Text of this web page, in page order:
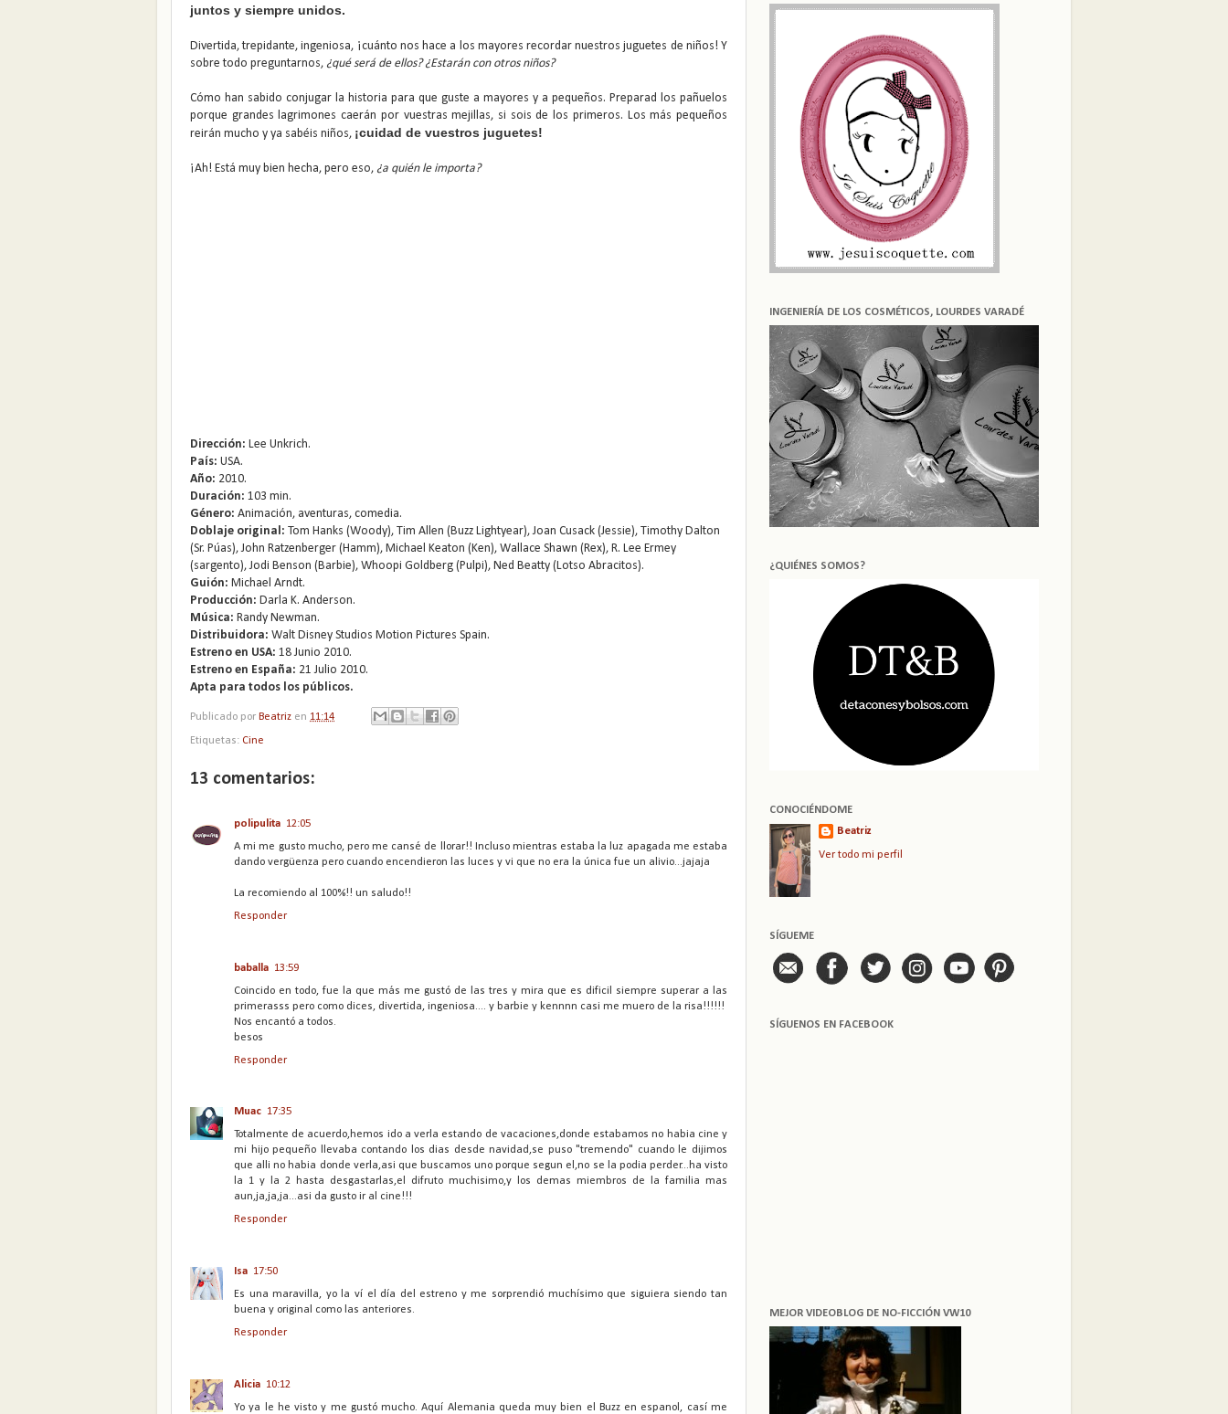
juntos y siempre unidos.
Divertida, trepidante, ingeniosa, ¡cuánto nos hace a los mayores recordar nuestros juguetes de niños! Y
sobre todo preguntarnos, ¿qué será de ellos? ¿Estarán con otros niños?
Cómo han sabido conjugar la historia para que guste a mayores y a pequeños. Preparad los pañuelos
porque grandes lagrimones caerán por vuestras mejillas, si sois de los primeros. Los más pequeños
reirán mucho y ya sabéis niños, ¡cuidad de vuestros juguetes!
¡Ah! Está muy bien hecha, pero eso, ¿a quién le importa?
Dirección: Lee Unkrich.
País: USA.
Año: 2010.
Duración: 103 min.
Género: Animación, aventuras, comedia.
Doblaje original: Tom Hanks (Woody), Tim Allen (Buzz Lightyear), Joan Cusack (Jessie), Timothy Dalton
(Sr. Púas), John Ratzenberger (Hamm), Michael Keaton (Ken), Wallace Shawn (Rex), R. Lee Ermey
(sargento), Jodi Benson (Barbie), Whoopi Goldberg (Pulpi), Ned Beatty (Lotso Abracitos).
Guión: Michael Arndt.
Producción: Darla K. Anderson.
Música: Randy Newman.
Distribuidora: Walt Disney Studios Motion Pictures Spain.
Estreno en USA: 18 Junio 2010.
Estreno en España: 21 Julio 2010.
Apta para todos los públicos.
Publicado por Beatriz en 11:14
Etiquetas: Cine
13 comentarios:
polipulita 12:05
A mi me gusto mucho, pero me cansé de llorar!! Incluso mientras estaba la luz apagada me estaba
dando vergüenza pero cuando encendieron las luces y vi que no era la única fue un alivio...jajaja
La recomiendo al 100%!! un saludo!!
Responder
baballa 13:59
Coincido en todo, fue la que más me gustó de las tres y mira que es dificil siempre superar a las
primerasss pero como dices, divertida, ingeniosa.... y barbie y kennnn casi me muero de la risa!!!!!!
Nos encantó a todos.
besos
Responder
Muac 17:35
Totalmente de acuerdo,hemos ido a verla estando de vacaciones,donde estabamos no habia cine y
mi hijo pequeño llevaba contando los dias desde navidad,se puso "tremendo" cuando le dijimos
que alli no habia donde verla,asi que buscamos uno porque segun el,no se la podia perder...ha visto
la 1 y la 2 hasta desgastarlas,el difruto muchisimo,y los demas miembros de la familia mas
aun,ja,ja,ja...asi da gusto ir al cine!!!
Responder
Isa 17:50
Es una maravilla, yo la ví el día del estreno y me sorprendió muchísimo que siguiera siendo tan
buena y original como las anteriores.
Responder
Alicia 10:12
Yo ya le he visto y me gustó mucho. Aquí Alemania queda muy bien el Buzz en espanol, casí me
INGENIERÍA DE LOS COSMÉTICOS, LOURDES VARADÉ
¿QUIÉNES SOMOS?
CONOCIÉNDOME
Beatriz
Ver todo mi perfil
SÍGUEME
SÍGUENOS EN FACEBOOK
MEJOR VIDEOBLOG DE NO-FICCIÓN VW10